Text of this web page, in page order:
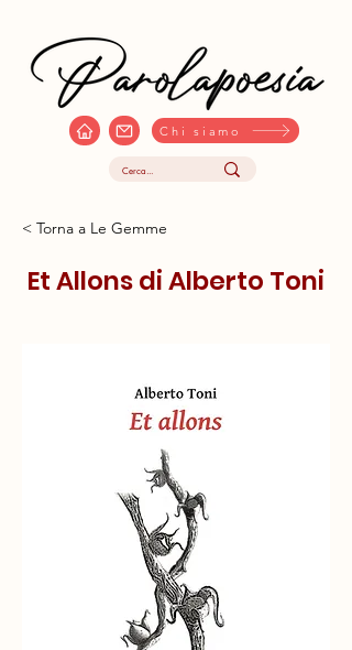
Chi siamo
< Torna a Le Gemme
Et Allons di Alberto Toni